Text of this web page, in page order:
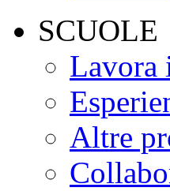
SCUOLE
Lavora
Altre